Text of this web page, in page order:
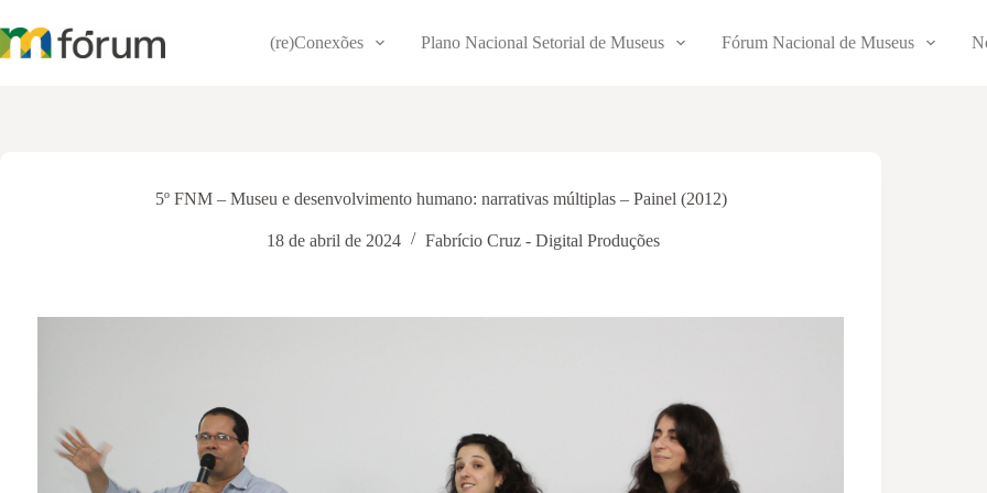
para
o
(re)Conexões Plano Nacional Setorial de Museus Fórum Nacional de Museus
5º FNM – Museu e desenvolvimento humano: narrativas múltiplas – Painel (2012)
18 de abril de 2024 Fabrício Cruz - Digital Produções